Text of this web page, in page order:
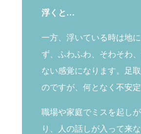
浮くと…
一方、浮いている時は地
ず、ふわふわ、そわそわ
ない感覚になります。足
のですが、何となく不安定
職場や家庭でミスを起し
り、人の話しが入って来